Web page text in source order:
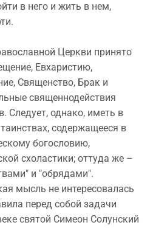
в него и жить в нем,
Церкви принято
Евхаристию,
Священство, Брак и
священнодействия
Следует, однако, иметь в
содержащееся в
богословию,
схоластики; оттуда же –
и "обрядами".
мысль не интересовалась
перед собой задачи
святой Симеон Солунский